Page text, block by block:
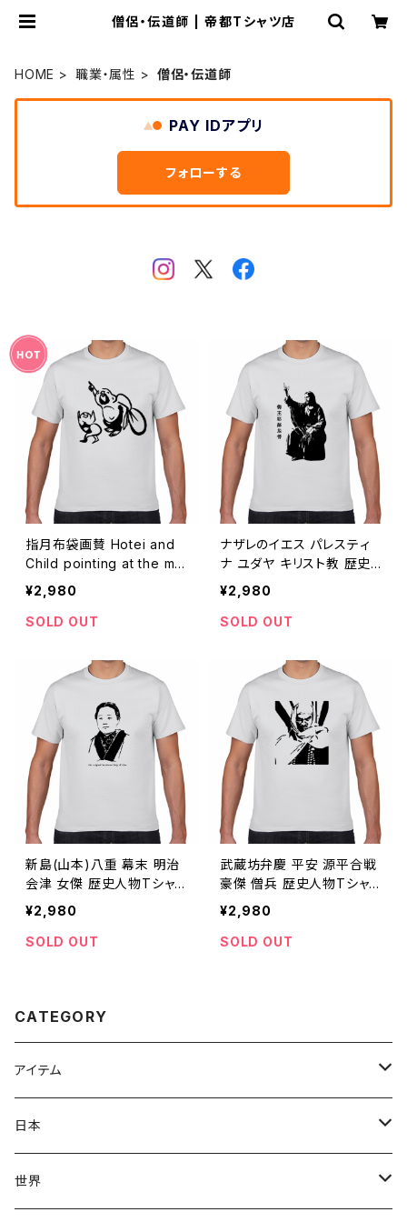
僧侶・伝道師 | 帝都Tシャツ店
HOME 職業・属性 僧侶・伝道師
PAY IDアプリ
フォローする
指月布袋画賛 Hotei and
Child pointing at the mo
on 禅画Tシャツ001
¥2,980
SOLD OUT
ナザレのイエス パレスティ
ナ ユダヤ キリスト教 歴史
人物Tシャツ117
¥2,980
SOLD OUT
新島(山本)八重 幕末 明治
会津 女傑 歴史人物Tシャ
ツ081
¥2,980
SOLD OUT
武蔵坊弁慶 平安 源平合戦
豪傑 僧兵 歴史人物Tシャ
ツ088
¥2,980
SOLD OUT
CATEGORY
アイテム
Tシャツ
スタンダードTシャツ
ロンT(長袖)
日本
飛鳥時代
世界